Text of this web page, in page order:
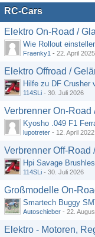
RC-Cars
Elektro On-Road /
Wie Rollout
Fraenky1 - 22. April 2025
Elektro Offroad /
Hilfe zu DF Crusher
114SLi - 30. Juli 2026
Verbrenner On-Road
Kyosho .049 F1
lupotreter - 12. April 2022
Verbrenner Off-Road
Hpi Savage
114SLi - 30. Juli 2026
Großmodelle On-
Smartech Buggy
Autoschieber - 22.
Elektro - Motoren,